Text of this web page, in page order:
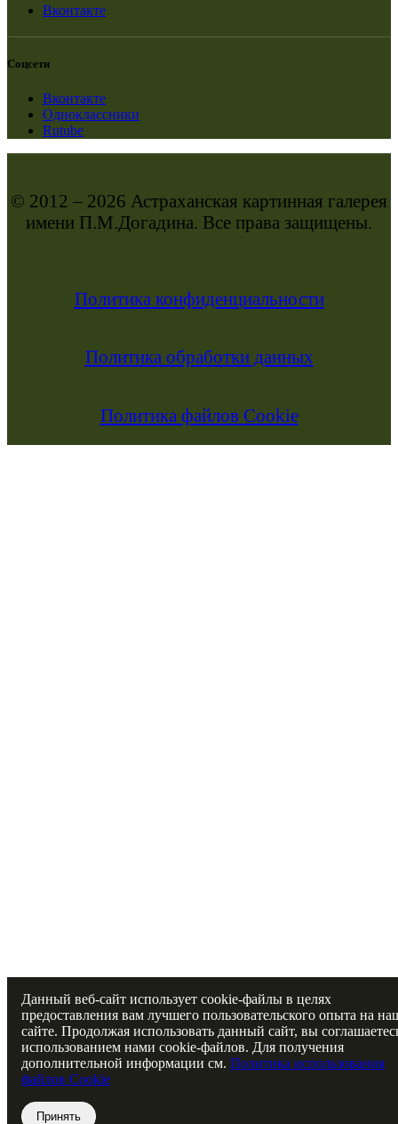
Вконтакте
Соцсети
Вконтакте
Одноклассники
Rutube
© 2012 – 2026 Астраханская картинная галерея
имени П.М.Догадина. Все права защищены.
Данный веб-сайт использует cookie-файлы в целях
предоставления вам лучшего пользовательского опыта на
сайте. Продолжая использовать данный сайт, вы
использованием нами cookie-файлов. Для получения
дополнительной информации см. Политика использования
файлов Cookie
Принять
Политика конфиденциальности
Политика обработки данных
Политика файлов Cookie